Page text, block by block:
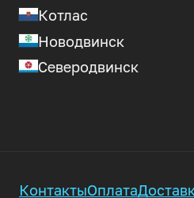
Котлас
Новодвинск
Северодвинск
КонтактыОплата